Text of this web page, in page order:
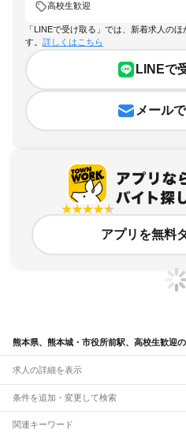
高校生歓迎
「LINEで受け取る」では、新着求人の
す。 詳しくはこちら
LINEで
メール
アプリを無料
熊本県、熊本城・市役所前駅、高校生歓迎
求人の詳細を表示
条件を追加・変更して検索
市区町村を追加・変更
関連キーワード